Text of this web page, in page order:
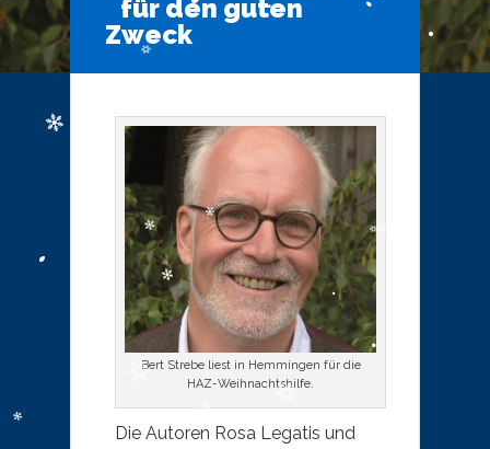
für den guten
Zweck
Bert Strebe liest in Hemmingen für die
HAZ-Weihnachtshilfe.
Die Autoren Rosa Legatis und